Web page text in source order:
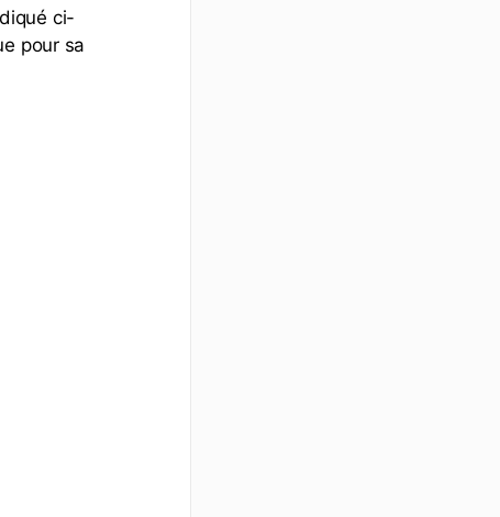
ci-
pour sa